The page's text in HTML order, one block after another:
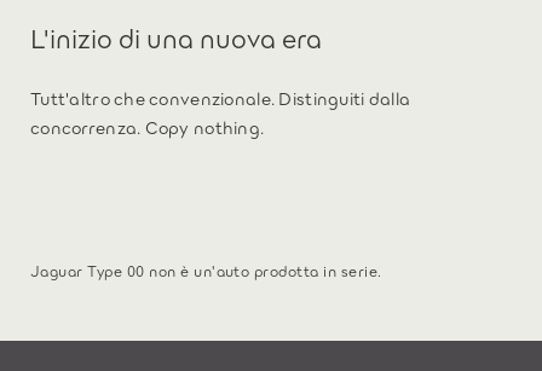
L'inizio di una nuova era
Tutt'altro che convenzionale. Distinguiti dalla
concorrenza. Copy nothing.
Jaguar Type 00 non è un'auto prodotta in serie.